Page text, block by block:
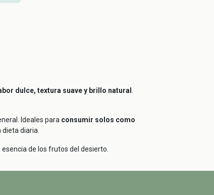
dulce, textura suave y brillo natural
Ideales para consumir solos como
diaria.
de los frutos del desierto.